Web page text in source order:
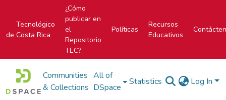
Tecnológico
de Costa Rica
¿Cómo
publicar en
el
Repositorio
TEC?
Políticas
Recursos
Educativos
Communities
& Collections
All of
DSpace
Statistics Log In